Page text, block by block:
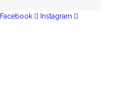
Facebook Instagram